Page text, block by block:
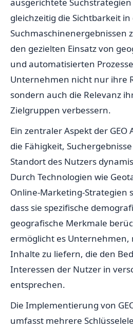
gleichzeitig die Sichtbarkeit in
Suchmaschinenergebnissen
den gezielten Einsatz von
und automatisierten
Unternehmen nicht nur ihre
sondern auch die Relevanz
Zielgruppen verbessern.
Ein zentraler Aspekt der
die Fähigkeit,
Standort des Nutzers
Durch Technologien wie
Online-Marketing-Strategien
dass sie spezifische
geografische Merkmale
ermöglicht es Unternehmen,
Inhalte zu liefern, die den
Interessen der Nutzer in
entsprechen.
Die Implementierung von
umfasst mehrere